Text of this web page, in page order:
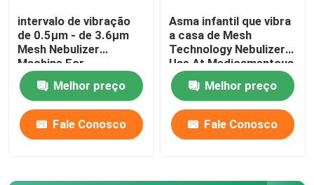
intervalo de vibração
de 0.5μm - de 3.6μm
Mesh Nebulizer
Machine For
Respiratory
Melhor preço
Fale Conosco
Asma infantil que vibra
a casa de Mesh
Technology Nebulizer
Use At Medicamentous
Melhor preço
Fale Conosco